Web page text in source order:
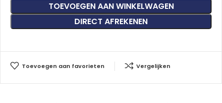
TOEVOEGEN AAN WINKELWAGEN
DIRECT AFREKENEN
Toevoegen aan favorieten Vergelijken